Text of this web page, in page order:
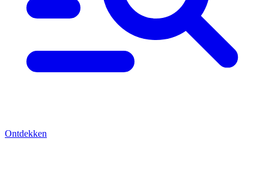
Ontdekken